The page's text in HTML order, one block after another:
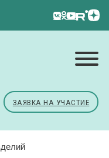
ЗАЯВКА НА УЧАСТИЕ